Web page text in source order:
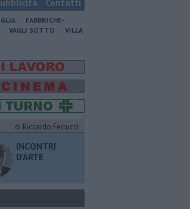
Contatti
FABBRICHE-
VAGLI SOTTO
VILLA
di Riccardo Ferrucci
INCONTRI
D'ARTE